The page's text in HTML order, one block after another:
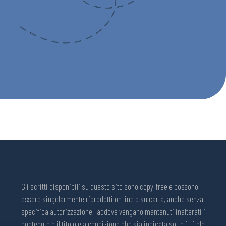
Gli scritti disponibili su questo sito sono copy-free e possono
essere singolarmente riprodotti on line o su carta, anche senza
specifica autorizzazione, laddove vengano mantenuti inalterati il
contenuto e il titolo e a condizione che sia indicata sotto il titolo,